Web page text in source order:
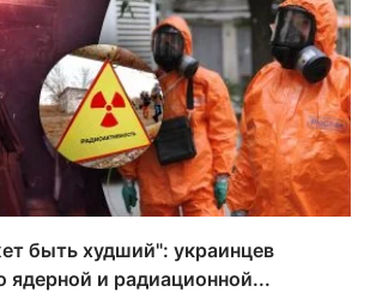
быть худший": украинцев
ядерной и радиационной...